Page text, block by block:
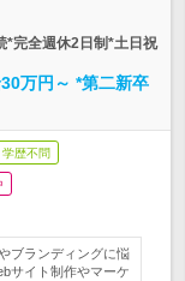
*完全週休2日制*土日祝
万円～ *第二新卒
学歴不問
ブランディングに悩
サイト制作やマーケ